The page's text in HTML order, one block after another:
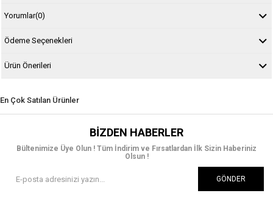
Yorumlar(0)
Ödeme Seçenekleri
Ürün Önerileri
En Çok Satılan Ürünler
BIZDEN HABERLER
Bültenimize Üye Olun ! Tüm İndirim ve Fırsatlardan İlk Sizin Haberiniz
Olsun !
GÖNDER